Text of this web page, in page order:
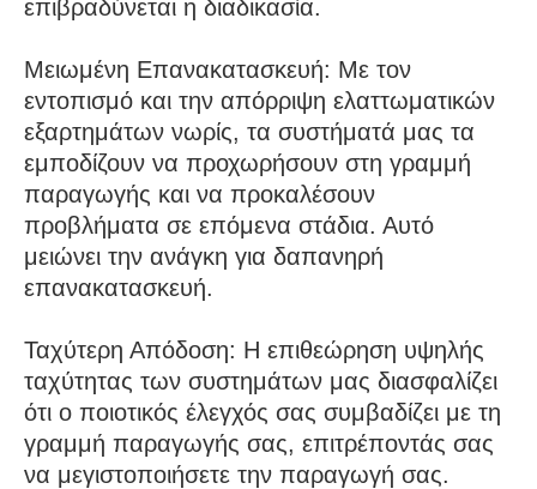
επιβραδύνεται η διαδικασία.
Μειωμένη Επανακατασκευή: Με τον
εντοπισμό και την απόρριψη ελαττωματικών
εξαρτημάτων νωρίς, τα συστήματά μας τα
εμποδίζουν να προχωρήσουν στη γραμμή
παραγωγής και να προκαλέσουν
προβλήματα σε επόμενα στάδια. Αυτό
μειώνει την ανάγκη για δαπανηρή
επανακατασκευή.
Ταχύτερη Απόδοση: Η επιθεώρηση υψηλής
ταχύτητας των συστημάτων μας διασφαλίζει
ότι ο ποιοτικός έλεγχός σας συμβαδίζει με τη
γραμμή παραγωγής σας, επιτρέποντάς σας
να μεγιστοποιήσετε την παραγωγή σας.